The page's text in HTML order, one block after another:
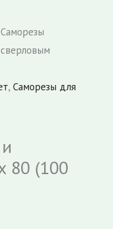
, Саморезы для
80 (100